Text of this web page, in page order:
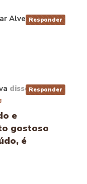
Alves disse:
Responder
disse:
e
gostoso
é
Responder